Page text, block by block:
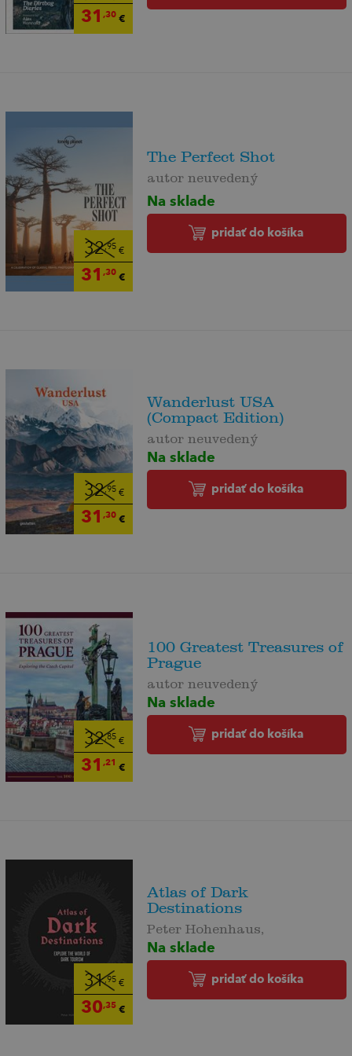
31 ,30€
32,95€
31 ,30€
The Perfect Shot
autor neuvedený
Na sklade
pridať do košíka
32,95€
31 ,30€
Wanderlust USA
(Compact Edition)
autor neuvedený
Na sklade
pridať do košíka
32,85€
31 ,21 €
100 Greatest Treasures of
Prague
autor neuvedený
Na sklade
pridať do košíka
31,95€
30,35€
Atlas of Dark
Destinations
Peter Hohenhaus,
Na sklade
pridať do košíka